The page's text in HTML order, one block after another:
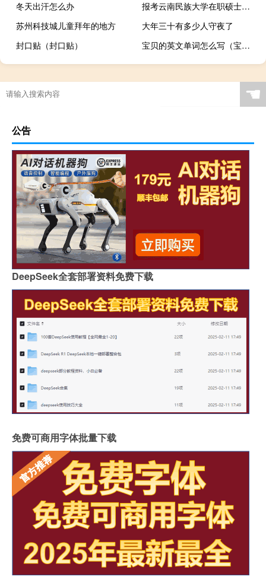
冬天出汗怎么办
报考云南民族大学在职硕士流程
苏州科技城儿童拜年的地方
大年三十有多少人守夜了
封口贴（封口贴）
宝贝的英文单词怎么写（宝贝的英文单词）
☚
公告
DeepSeek全套部署资料免费下载
免费可商用字体批量下载